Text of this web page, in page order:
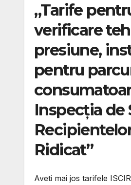
„Tarife
verificare
presiune,
pentru
Inspecţia de
Ridicat”
Aveti mai jos tarifele